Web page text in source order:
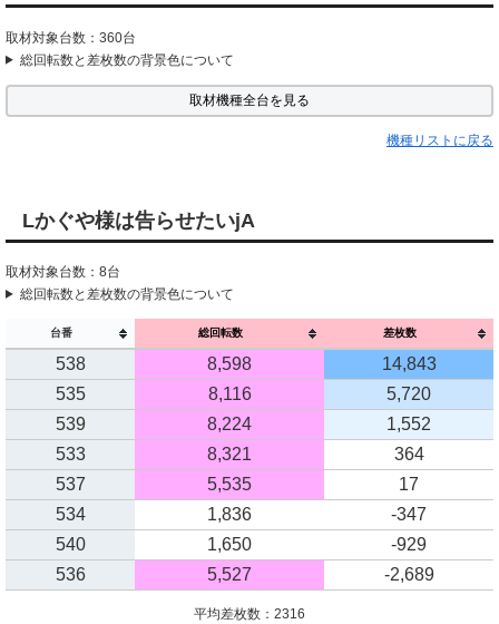
取材対象台数：360台
総回転数と差枚数の背景色について
取材機種全台を見る
機種リストに戻る
Lかぐや様は告らせたいjA
取材対象台数：8台
総回転数と差枚数の背景色について
台番 総回転数 差枚数
538 8,598
14,843
535
8,116
5,720
539
8,224
1,552
533
8,321
364
537
5,535
17
534
1,836
-347
540
1,650
-929
536
5,527 -2,689
平均差枚数：2316